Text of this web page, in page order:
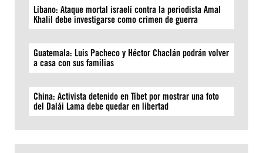
Líbano: Ataque mortal israelí contra la periodista Amal
Khalil debe investigarse como crimen de guerra
Guatemala: Luis Pacheco y Héctor Chaclán podrán volver
a casa con sus familias
China: Activista detenido en Tíbet por mostrar una foto
del Dalái Lama debe quedar en libertad